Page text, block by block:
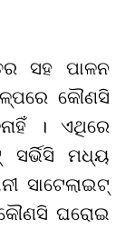
ସହ ପାଳନ
କୌଣସି
। ଏଥିରେ
ସର୍ଭିସି ମଧ୍ୟ
ସାଟେଲାଇଟ୍
ଘରୋଇ